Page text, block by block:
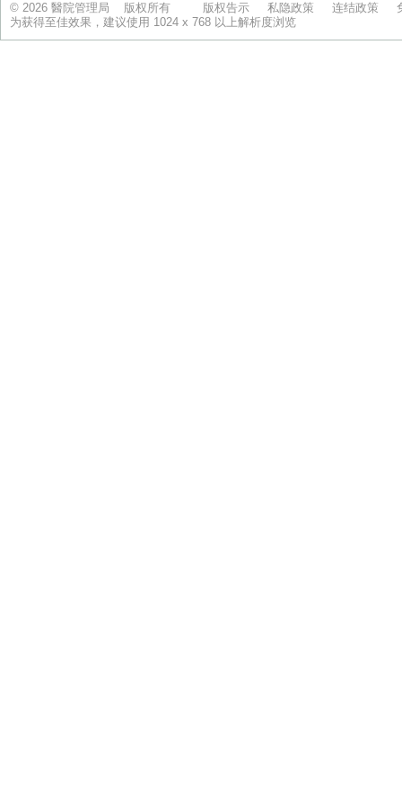
© 2026 醫院管理局 版权所有 版权告示 私隐政策 连结政策
为获得至佳效果，建议使用 1024 x 768 以上解析度浏览